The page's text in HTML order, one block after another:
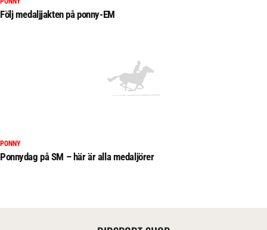
Följ medaljjakten på ponny-EM
PONNY
Ponnydag på SM – här är alla medaljörer